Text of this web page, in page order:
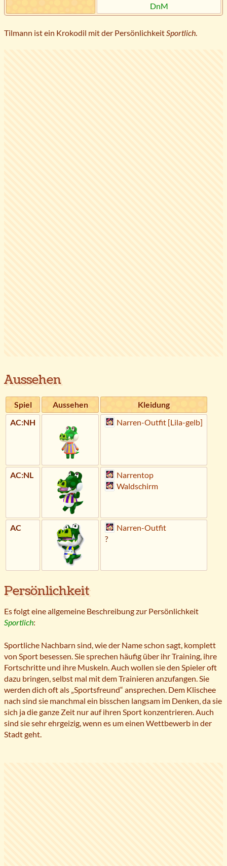
DnM
Tilmann ist ein Krokodil mit der Persönlichkeit Sportlich
Aussehen
Spiel Aussehen
Kleidung
AC:NH
Narren-Outfit [Lila-gelb]
AC:NL
Narrentop
Waldschirm
AC
Narren-Outfit
?
Persönlichkeit
Es folgt eine allgemeine Beschreibung zur Persönlichkeit
Sportlich:
Sportliche Nachbarn sind, wie der Name schon sagt, komplett
von Sport besessen. Sie sprechen häufig über ihr Training, ihre
Fortschritte und ihre Muskeln. Auch wollen sie den Spieler oft
dazu bringen, selbst mal mit dem Trainieren anzufangen. Sie
werden dich oft als „Sportsfreund“ ansprechen. Dem Klischee
nach sind sie manchmal ein bisschen langsam im Denken, da sie
sich ja die ganze Zeit nur auf ihren Sport konzentrieren. Auch
sind sie sehr ehrgeizig, wenn es um einen Wettbewerb in der
Stadt geht.